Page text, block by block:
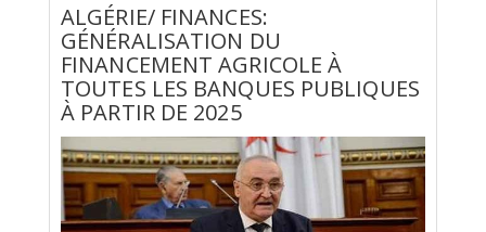
ALGÉRIE/ FINANCES:
GÉNÉRALISATION DU
FINANCEMENT AGRICOLE À
TOUTES LES BANQUES PUBLIQUES
À PARTIR DE 2025